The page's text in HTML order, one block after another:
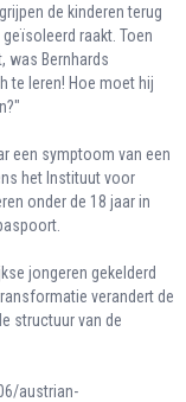
de kinderen terug
raakt. Toen
was Bernhards
te leren! Hoe moet hij
een symptoom van een
het Instituut voor
onder de 18 jaar in
jongeren gekelderd
verandert de
structuur van de
austrian-